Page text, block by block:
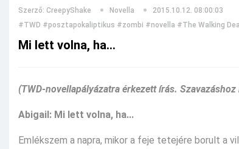
Szerző: CreepyShake Novella
2015.10.12. 08:00:03
#TWD #posztapokaliptikus #zombi #novella #The Walking
Mi lett volna, ha...
(TWD-novellapályázatra érkezett írás.
Abigail: Mi lett volna, ha...
Emlékszem a napra, mikor a feje tetejére borult a